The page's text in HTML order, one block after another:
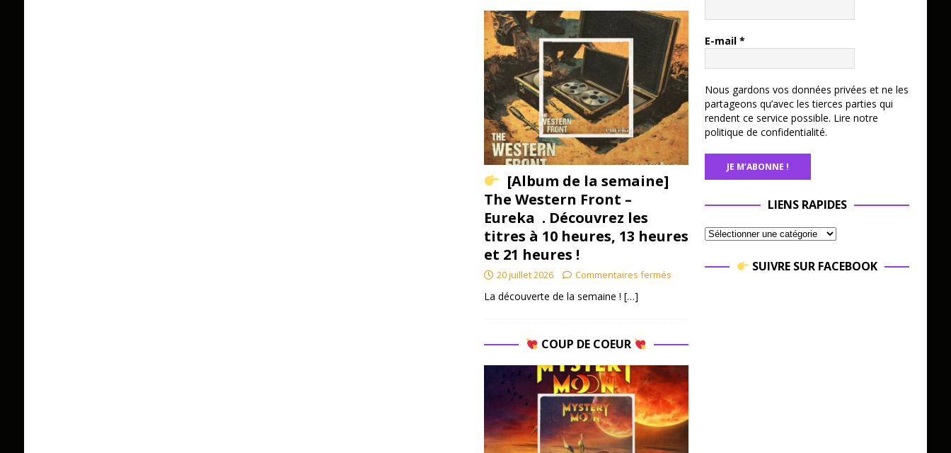
[Album de la semaine]
The Western Front –
Eureka . Découvrez les
titres à 10 heures, 13 heures
et 21 heures !
20 juillet 2026 Commentaires fermés
La découverte de la semaine ! […]
COUP DE COEUR
E-mail *
Nous gardons vos données privées et ne les
partageons qu’avec les tierces parties qui
rendent ce service possible. Lire notre
politique de confidentialité.
LIENS RAPIDES
SUIVRE SUR FACEBOOK